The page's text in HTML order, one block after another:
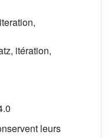
itération,
leurs